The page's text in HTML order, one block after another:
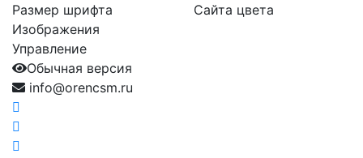
Размер шрифта
Сайта цвета
Изображения
Управление
Обычная версия
info@orencsm.ru